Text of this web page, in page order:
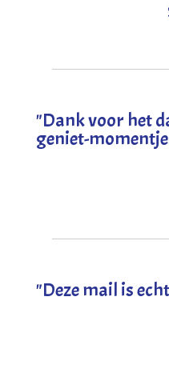
"Dank voor het
geniet-
"Deze mail is